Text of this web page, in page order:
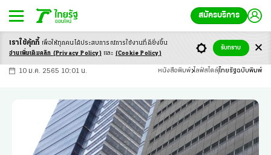
สมัครบริการ
-ก ก ก+
10 ม.ค. 2565 10:01 น. หนังสือพิมพ์ ไลฟ์สไตล์ ไทยรัฐฉบับพิมพ์
เราใช้คุ้กกี้ เพื่อให้ทุกคนได้ประสบการณ์การใช้งานที่ดียิ่งขึ้น
อ่านเพิ่มเติมคลิก (Privacy Policy) และ (Cookie Policy)
รับทราบ